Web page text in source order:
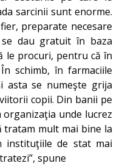
sarcinii sunt enorme.
preparate necesare
dau gratuit în baza
le procuri, pentru că în
schimb, în farmaciile
asta se numeşte grija
copii. Din banii pe
unde lucrez
tratam mult mai bine la
instituţiile de stat mai
spune